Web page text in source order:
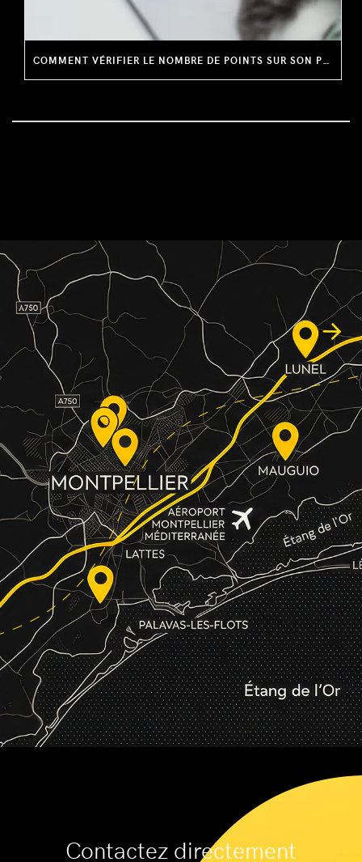
Contactez directement